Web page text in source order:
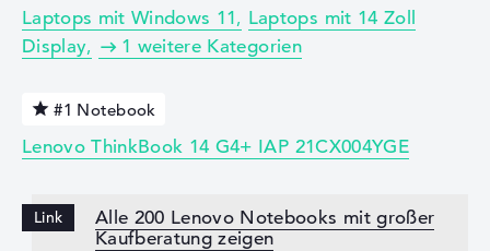
Laptops mit Windows 11
Laptops mit 14 Zoll
Display
1 weitere Kategorien
#1 Notebook
Lenovo ThinkBook 14 G4+ IAP 21CX004YGE
Alle 200 Lenovo Notebooks mit großer
Kaufberatung zeigen